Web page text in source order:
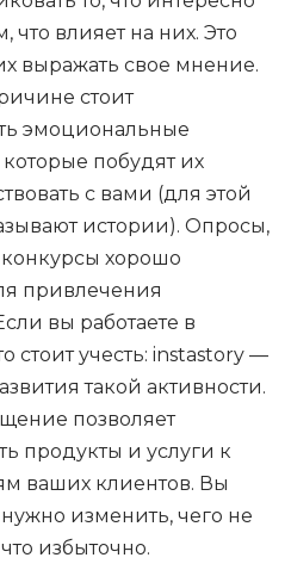
что влияет на них. Это
выражать свое мнение.
стоит
эмоциональные
побудят их
с вами (для этой
истории). Опросы,
хорошо
привлечения
вы работаете в
стоит учесть: instastory —
такой активности.
позволяет
продукты и услуги к
ваших клиентов. Вы
нужно изменить, чего не
избыточно.